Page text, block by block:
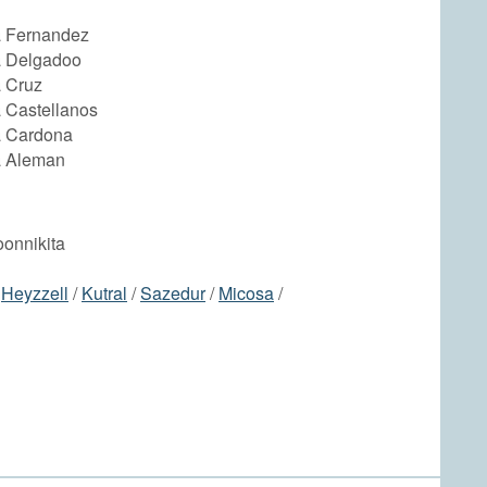
Fernandez
Delgadoo
Cruz
Castellanos
Cardona
Aleman
Heyzzell /Kutral /Sazedur/Micosa/